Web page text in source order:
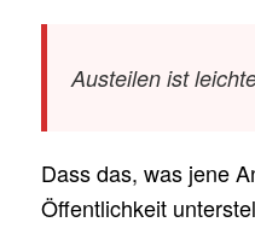
Austeilen ist
Dass das, was jene
Öffentlichkeit